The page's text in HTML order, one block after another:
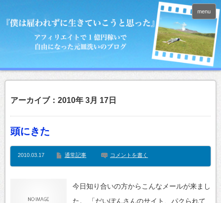
menu
アーカイブ：2010年 3月 17日
頭にきた
2010.03.17 通常記事 コメントを書く
今日知り合いの方からこんなメールが来まし
た。 「だいぽんさんのサイト、パクられて